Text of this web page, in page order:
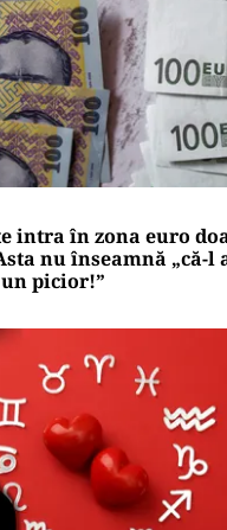
intra în zona euro
nu înseamnă „că-l
picior!”